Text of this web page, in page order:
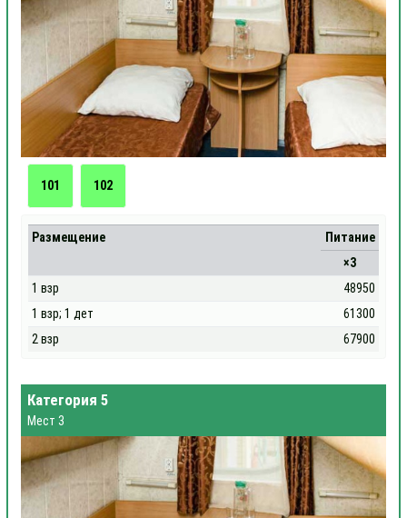
101 102
Размещение
Питание
×3
1 взр
48950
1 взр; 1 дет
61300
2 взр
67900
Категория 5
Мест 3